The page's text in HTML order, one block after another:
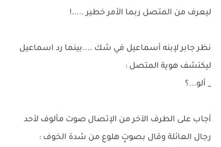
ليعرف من المتصل ربما الأمر خطير .....!
نظر جابر لإبنه أسماعيل في شك ....بينما رد اسماعيل
ليكتشف هوية المتصل :
_ ألو...؟
أجاب على الطرف الآخر من الإتصال صوت مألوف لأحد
رجال العائلة وقال بصوتٍ هلوع من شدة الخوف :